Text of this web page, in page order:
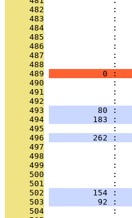
     482
:
     483
:
     484
:
     485
:
     486
:
     487
:
     488
:
     489
0 :
     490
:
     491
:
     492
:
     493
80 :
     494
183 :
     495
:
     496
262 :
     497
:
     498
:
     499
:
     500
:
     501
:
     502
154 :
     503
92 :
     504
: